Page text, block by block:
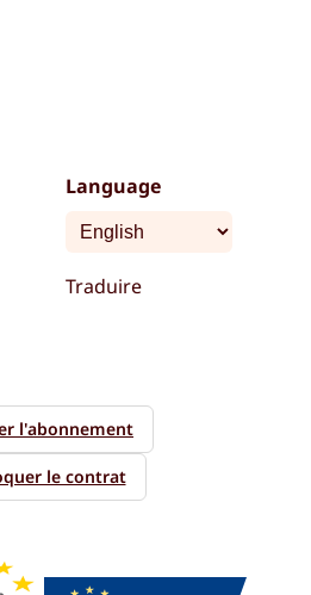
Language
Traduire
l'abonnement
le contrat